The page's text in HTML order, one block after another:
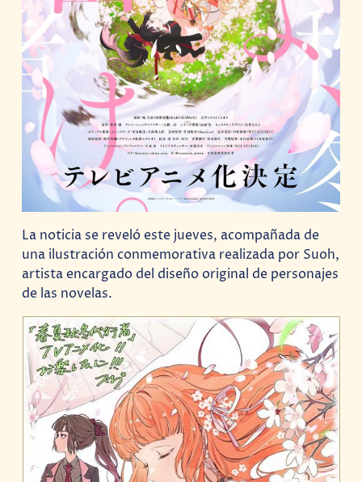
La noticia se reveló este jueves, acompañada de
una ilustración conmemorativa realizada por Suoh,
artista encargado del diseño original de personajes
de las novelas.